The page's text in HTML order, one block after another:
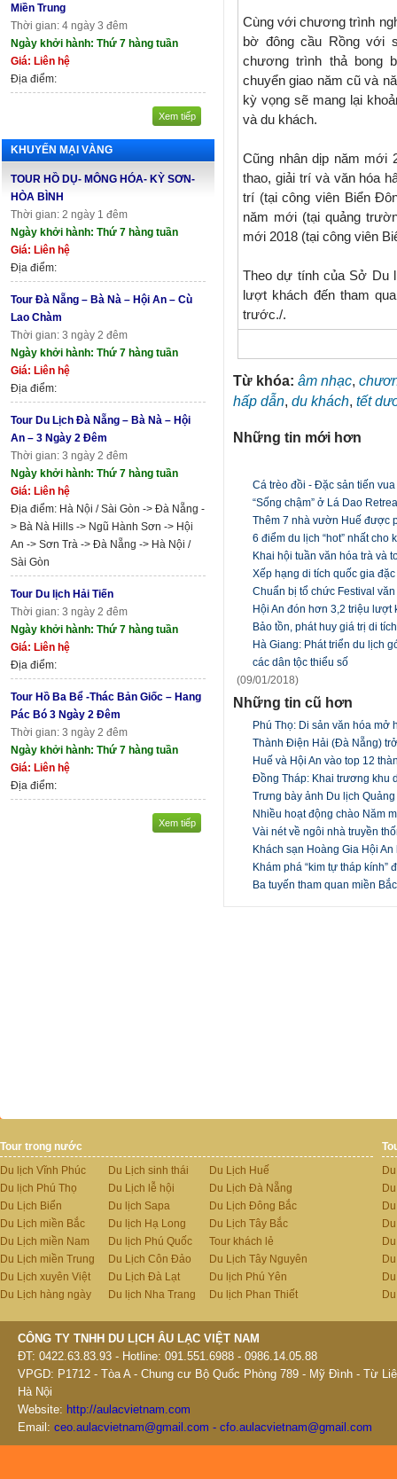
Miền Trung
Thời gian: 4 ngày 3 đêm
Ngày khởi hành: Thứ 7 hàng tuần
Giá: Liên hệ
Địa điểm:
Xem tiếp
KHUYẾN MẠI VÀNG
TOUR HỒ DỤ- MÔNG HÓA- KỲ SƠN-
HÒA BÌNH
Thời gian: 2 ngày 1 đêm
Ngày khởi hành: Thứ 7 hàng tuần
Giá: Liên hệ
Địa điểm:
Tour Đà Nẵng – Bà Nà – Hội An – Cù
Lao Chàm
Thời gian: 3 ngày 2 đêm
Ngày khởi hành: Thứ 7 hàng tuần
Giá: Liên hệ
Địa điểm:
Tour Du Lịch Đà Nẵng – Bà Nà – Hội
An – 3 Ngày 2 Đêm
Thời gian: 3 ngày 2 đêm
Ngày khởi hành: Thứ 7 hàng tuần
Giá: Liên hệ
Địa điểm: Hà Nội / Sài Gòn -> Đà Nẵng -
> Bà Nà Hills -> Ngũ Hành Sơn -> Hội
An -> Sơn Trà -> Đà Nẵng -> Hà Nội /
Sài Gòn
Tour Du lịch Hải Tiến
Thời gian: 3 ngày 2 đêm
Ngày khởi hành: Thứ 7 hàng tuần
Giá: Liên hệ
Địa điểm:
Tour Hồ Ba Bể -Thác Bản Giốc – Hang
Pác Bó 3 Ngày 2 Đêm
Thời gian: 3 ngày 2 đêm
Ngày khởi hành: Thứ 7 hàng tuần
Giá: Liên hệ
Địa điểm:
Xem tiếp
Cùng với chương trình
bờ đông cầu Rồng với
chương trình thả bong
chuyển giao năm cũ và
kỳ vọng sẽ mang lại
và du khách.
Cũng nhân dịp năm mới
thao, giải trí và văn hóa
trí (tại công viên Biển
năm mới (tại quảng
mới 2018 (tại công viên
Theo dự tính của Sở Du
lượt khách đến tham
trước./.
Từ khóa: âm nhạc,
hấp dẫn, du khách, tết
Những tin mới hơn
Cá trèo đồi - Đặc sản tiến
“Sống chậm” ở Lá Dao
Thêm 7 nhà vườn Huế được
6 điểm du lịch “hot” nhất cho
Khai hội tuần văn hóa trà và
Xếp hạng di tích quốc gia
Chuẩn bị tổ chức Festival
Hội An đón hơn 3,2 triệu lượt
Bảo tồn, phát huy giá trị di
Hà Giang: Phát triển du lịch
các dân tộc thiểu số ​
(09/01/2018)
Những tin cũ hơn
Phú Thọ: Di sản văn hóa
Thành Điện Hải (Đà Nẵng)
Huế và Hội An vào top 12
Đồng Tháp: Khai trương khu
Trưng bày ảnh Du lịch
Nhiều hoạt động chào Năm
Vài nét về ngôi nhà truyền
Khách sạn Hoàng Gia Hội
Khám phá “kim tự tháp
Ba tuyến tham quan miền
Tour trong nước
Du lịch Vĩnh Phúc
Du lịch Phú Thọ
Du Lịch Biển
Du Lịch miền Bắc
Du Lịch miền Nam
Du Lịch miền Trung
Du Lịch xuyên Việt
Du Lịch hàng ngày
Du Lịch sinh thái
Du Lịch lễ hội
Du lịch Sapa
Du lịch Hạ Long
Du lịch Phú Quốc
Du Lịch Côn Đảo
Du Lịch Đà Lạt
Du lịch Nha Trang
Du Lịch Huế
Du Lịch Đà Nẵng
Du Lịch Đông Bắc
Du Lịch Tây Bắc
Tour khách lẻ
Du Lịch Tây Nguyên
Du lịch Phú Yên
Du lịch Phan Thiết
CÔNG TY TNHH DU LỊCH ÂU LẠC VIỆT NAM
ĐT: 0422.63.83.93 - Hotline: 091.551.6988 - 0986.14.05.88
VPGD: P1712 - Tòa A - Chung cư Bộ Quốc Phòng 789 - Mỹ Đình - Từ
Hà Nội
Website: http://aulacvietnam.com
Email: ceo.aulacvietnam@gmail.com - cfo.aulacvietnam@gmail.com